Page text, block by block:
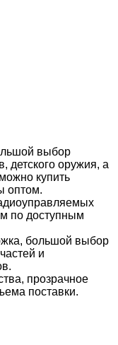
выбор
детского оружия, а
купить
оптом.
по доступным
большой выбор
и
прозрачное
поставки.